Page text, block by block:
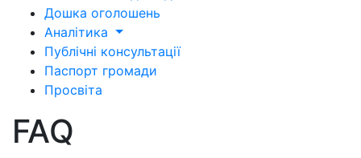
Дошка оголошень
Аналітика
Публічні консультації
Паспорт громади
Просвіта
FAQ